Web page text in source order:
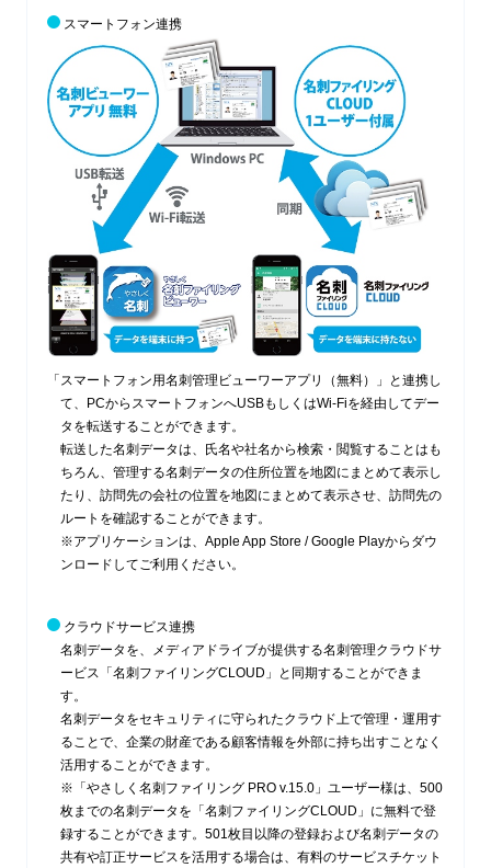
スマートフォン連携
「スマートフォン用名刺管理ビューワーアプリ（無料）」と連携し
て、PCからスマートフォンへUSBもしくはWi-Fiを経由してデー
タを転送することができます。
転送した名刺データは、氏名や社名から検索・閲覧することはも
ちろん、管理する名刺データの住所位置を地図にまとめて表示し
たり、訪問先の会社の位置を地図にまとめて表示させ、訪問先の
ルートを確認することができます。
※アプリケーションは、Apple App Store / Google Playからダウ
ンロードしてご利用ください。
クラウドサービス連携
名刺データを、メディアドライブが提供する名刺管理クラウドサ
ービス「名刺ファイリングCLOUD」と同期することができま
す。
名刺データをセキュリティに守られたクラウド上で管理・運用す
ることで、企業の財産である顧客情報を外部に持ち出すことなく
活用することができます。
※「やさしく名刺ファイリング PRO v.15.0」ユーザー様は、500
枚までの名刺データを「名刺ファイリングCLOUD」に無料で登
録することができます。501枚目以降の登録および名刺データの
共有や訂正サービスを活用する場合は、有料のサービスチケット